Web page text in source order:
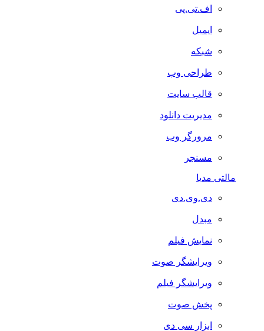
اف.تی.پی
ایمیل
شبکه
طراحی وب
قالب سایت
مدیریت دانلود
مرورگر وب
مسنجر
مالتی مدیا
دی.وی.دی
مبدل
نمایش فیلم
ویرایشگر صوت
ویرایشگر فیلم
پخش صوت
ابزار سی دی